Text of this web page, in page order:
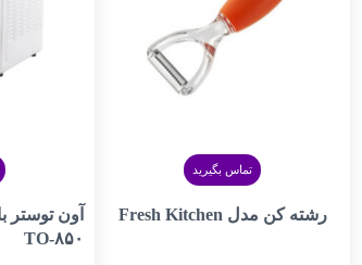
تماس بگیرید
رشته کن مدل Fresh Kitchen
TO-۸۵۰